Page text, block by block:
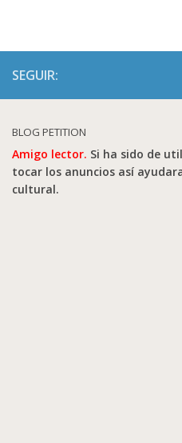
SEGUIR:
BLOG PETITION
Amigo lector. Si ha sido de
tocar los anuncios así
cultural.